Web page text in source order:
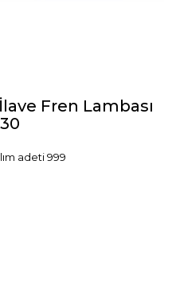
Fren Lambası
adeti 999